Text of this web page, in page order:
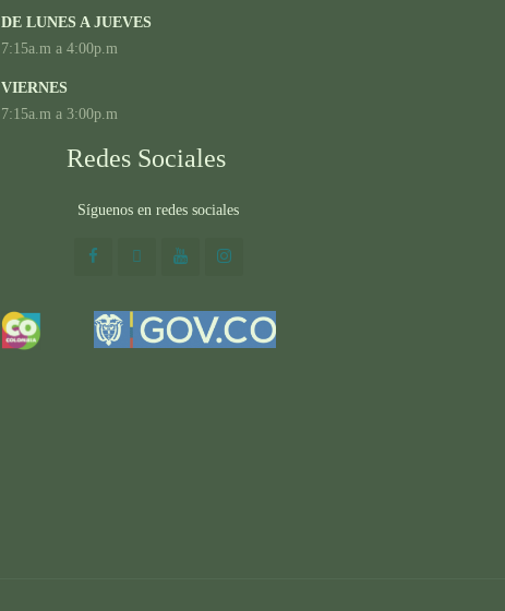
DE LUNES A JUEVES
7:15a.m a 4:00p.m
VIERNES
7:15a.m a 3:00p.m
Redes Sociales
Síguenos en redes sociales